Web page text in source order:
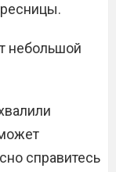
небольшой
справитесь